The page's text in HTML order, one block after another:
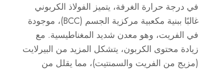
في درجة حرارة الغرفة، يتميز الفولاذ الكربوني
غالبًا ببنية مكعبية مركزية الجسم (BCC)، موجودة
في الفريت، وهو معدن شديد المغناطيسية. مع
زيادة محتوى الكربون، يتشكل المزيد من البيرلايت
(مزيج من الفريت والسمنتيت)، مما يقلل من